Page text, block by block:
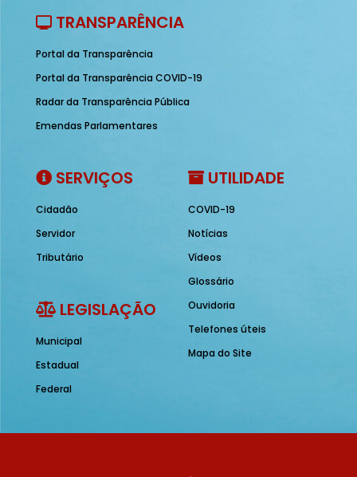
TRANSPARÊNCIA
Portal da Transparência
Portal da Transparência COVID-19
Radar da Transparência Pública
Emendas Parlamentares
SERVIÇOS
Cidadão
Servidor
Tributário
LEGISLAÇÃO
Municipal
Estadual
Federal
UTILIDADE
COVID-19
Notícias
Vídeos
Glossário
Ouvidoria
Telefones úteis
Mapa do Site